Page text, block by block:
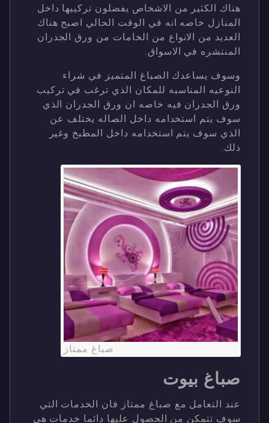
هناك الكثير من الاشخاص يفضلون تركيبها داخل
المنازل خاصه انه في الوقت الحالي اصبح هناك
العديد من الانواع من الخامات من ورق الجدران
المنتشره في الاسواق.
وسوف يساعدك الصباغ المتميز في شراء
النوعيه المناسبه للمكان الذي ترغب في تركيب
ورق الجدران فيه خاصه ان ورق الجدران الذي
سوف يتم استخدامه داخل الصاله يختلف عن
الذي سوف يتم استخدامه داخل المطبخ وغير
ذلك.
صباغ ممتاز
صباغ بيوت
عند التعامل مع صباغ ممتاز فان الخدمات التي
سوف تتمكن من الحصول عليها دائما خدمات هي